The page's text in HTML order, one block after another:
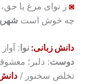
◙ ز نوای مرغ یا
چه خوش است
دانش زبانی: نوا :
دوست: دلبر؛
تخلص سخنور /